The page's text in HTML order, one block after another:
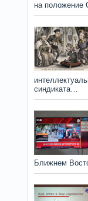
на положение
синдиката…
Ближнем